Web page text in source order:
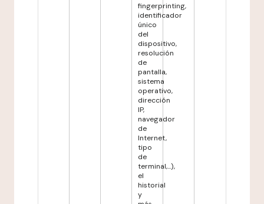
fingerprinting,
identificador
único
del
dispositivo,
resolución
de
pantalla,
sistema
operativo,
dirección
IP,
navegador
de
Internet,
tipo
de
terminal,...),
el
historial
y